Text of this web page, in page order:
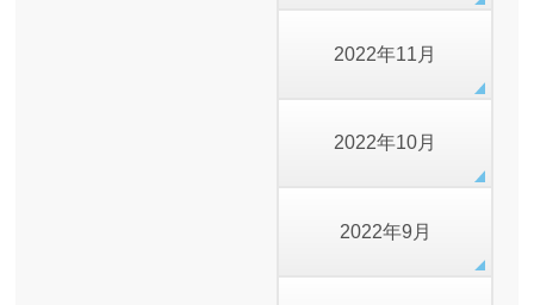
2022年11月
2022年10月
2022年9月